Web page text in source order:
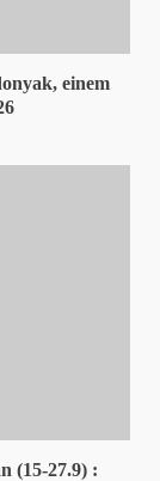
einem
(15-27.9) :